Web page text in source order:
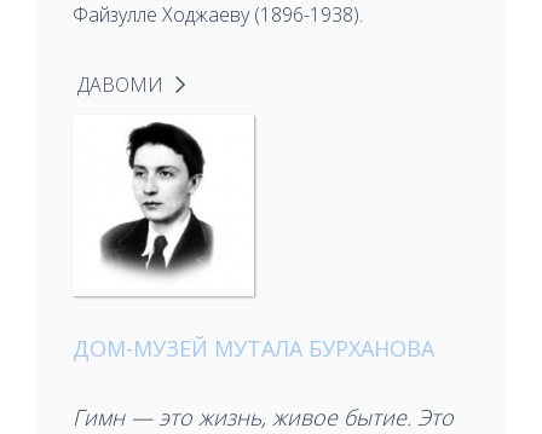
Файзулле Ходжаеву (1896-1938).
ДАВОМИ
ДОМ-МУЗЕЙ МУТАЛА БУРХАНОВА
Гимн — это жизнь, живое бытие. Это